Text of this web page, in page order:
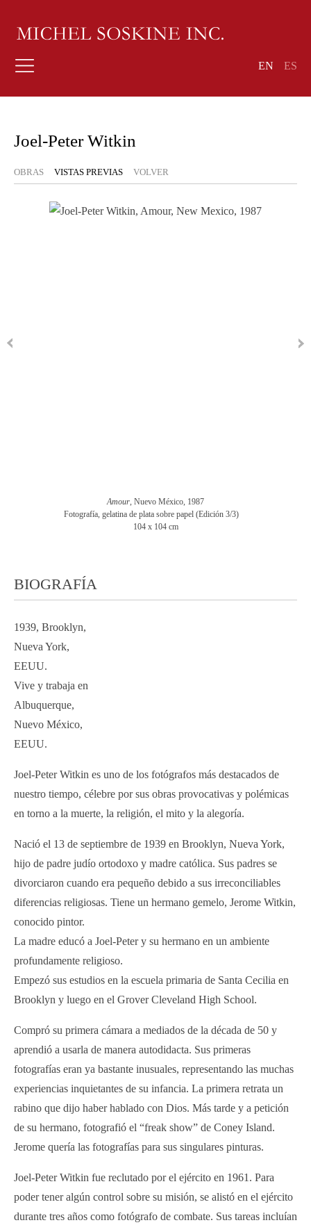
EN ES
Joel-Peter Witkin
OBRAS VISTAS PREVIAS VOLVER
Amour , Nuevo México​, 1987
Fotografía, gelatina de plata sobre papel (Edición 3/3)
104 x 104 cm
BIOGRAFÍA
1939, Brooklyn,
Nueva York,
EEUU.
Vive y trabaja en
Albuquerque,
Nuevo México,
EEUU.
Joel-Peter Witkin es uno de los fotógrafos más destacados de
nuestro tiempo, célebre por sus obras provocativas y polémicas
en torno a la muerte, la religión, el mito y la alegoría.
Nació el 13 de septiembre de 1939 en Brooklyn, Nueva York,
hijo de padre judío ortodoxo y madre católica. Sus padres se
divorciaron cuando era pequeño debido a sus irreconciliables
diferencias religiosas. Tiene un hermano gemelo, Jerome Witkin,
conocido pintor.
La madre educó a Joel-Peter y su hermano en un ambiente
profundamente religioso.
Empezó sus estudios en la escuela primaria de Santa Cecilia en
Brooklyn y luego en el Grover Cleveland High School.
Compró su primera cámara a mediados de la década de 50 y
aprendió a usarla de manera autodidacta. Sus primeras
fotografías eran ya bastante inusuales, representando las muchas
experiencias inquietantes de su infancia. La primera retrata un
rabino que dijo haber hablado con Dios. Más tarde y a petición
de su hermano, fotografió el “freak show” de Coney Island.
Jerome quería las fotografías para sus singulares pinturas.
Joel-Peter Witkin fue reclutado por el ejército en 1961. Para
poder tener algún control sobre su misión, se alistó en el ejército
durante tres años como fotógrafo de combate. Sus tareas incluían